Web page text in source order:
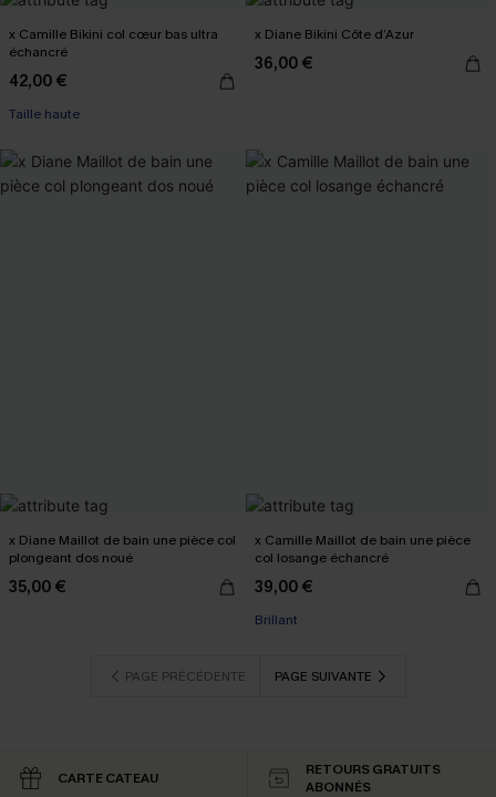
x Camille Bikini col cœur bas ultra
échancré
42,00 €
Taille haute
x Diane Bikini Côte d’Azur
36,00 €
x Diane Maillot de bain une pièce col
plongeant dos noué
35,00 €
x Camille Maillot de bain une pièce
col losange échancré
39,00 €
Brillant
PAGE PRÉCÉDENTE PAGE SUIVANTE
CARTE CATEAU
RETOURS GRATUITS
ABONNÉS